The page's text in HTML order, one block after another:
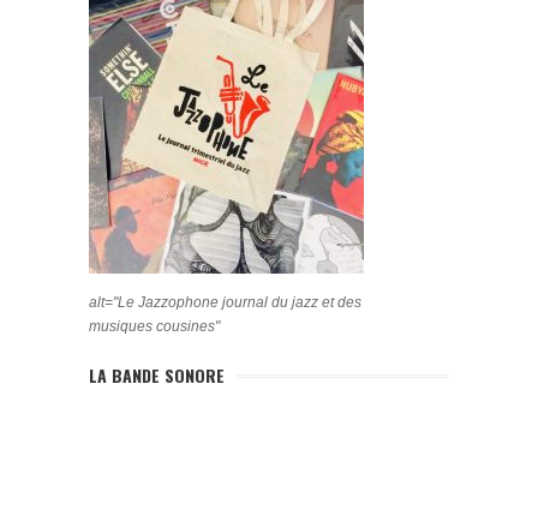
alt="Le Jazzophone journal du jazz et des
musiques cousines"
LA BANDE SONORE